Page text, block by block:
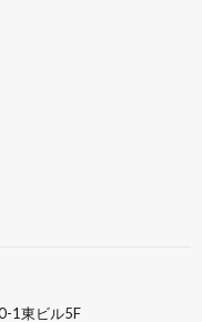
1東ビル5F